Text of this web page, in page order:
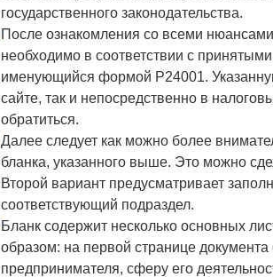
государственного законодательства.
После ознакомления со всеми
необходимо в соответствии с
именующийся формой Р24001.
сайте, так и непосредственно в
обратиться.
Далее следует как можно более
бланка, указанного выше. Это можно
Второй вариант предусматривает
соответствующий подраздел.
Бланк содержит несколько основных
образом: на первой странице
предпринимателя, сферу его